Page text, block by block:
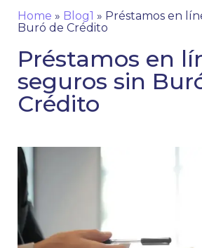
Home » Blog1 » Préstamos en
Buró de Crédito
Préstamos en
seguros sin
Crédito